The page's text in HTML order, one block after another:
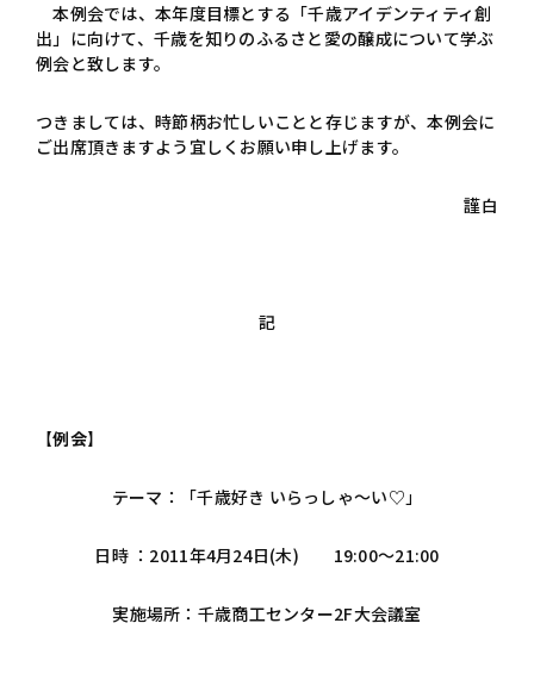
本例会では、本年度目標とする「千歳アイデンティティ創
出」に向けて、千歳を知りのふるさと愛の醸成について学ぶ
例会と致します。
つきましては、時節柄お忙しいことと存じますが、本例会に
ご出席頂きますよう宜しくお願い申し上げます。
謹白
記
【例会】
テーマ：「千歳好き いらっしゃ～い♡」
日時 ：2011年4月24日(木) 19:00～21:00
実施場所：千歳商工センター2F大会議室